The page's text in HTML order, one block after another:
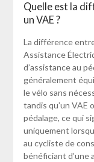
Quelle est la
un VAE ?
La différence
Assistance
d’assistance au
généralement
le vélo sans
tandis qu’un VAE
pédalage, ce qui
uniquement
au cycliste de
bénéficiant d’une